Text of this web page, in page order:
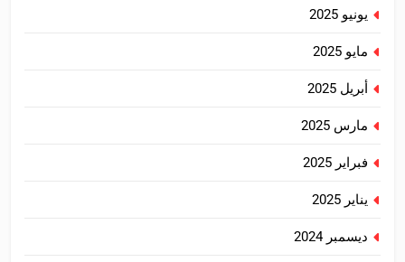
يونيو 2025
مايو 2025
أبريل 2025
مارس 2025
فبراير 2025
يناير 2025
ديسمبر 2024